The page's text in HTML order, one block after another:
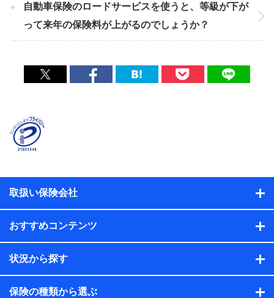
自動車保険のロードサービスを使うと、等級が下が
って来年の保険料が上がるのでしょうか？
取扱い保険会社
おすすめコンテンツ
状況から探す
保険の種類から選ぶ